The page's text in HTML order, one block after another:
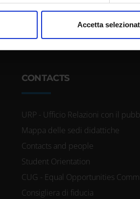
contenuti ed annunci, per
Accetta
CONTACTS
URP - Ufficio Relazioni con il
Mappa delle sedi didattiche
Contacts and people
Student Orientation
CUG - Equal Opportunities
Consigliera di fiducia